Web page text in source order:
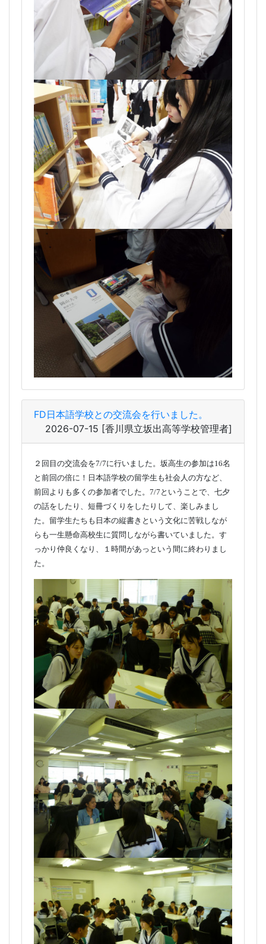
FD日本語学校との交流会を行いました。
2026-07-15 [香川県立坂出高等学校管理者]
２回目の交流会を7/7に行いました。坂高生の参加は16名
と前回の倍に！日本語学校の留学生も社会人の方など、
前回よりも多くの参加者でした。7/7ということで、七夕
の話をしたり、短冊づくりをしたりして、楽しみまし
た。留学生たちも日本の縦書きという文化に苦戦しなが
らも一生懸命高校生に質問しながら書いていました。す
っかり仲良くなり、１時間があっという間に終わりまし
た。